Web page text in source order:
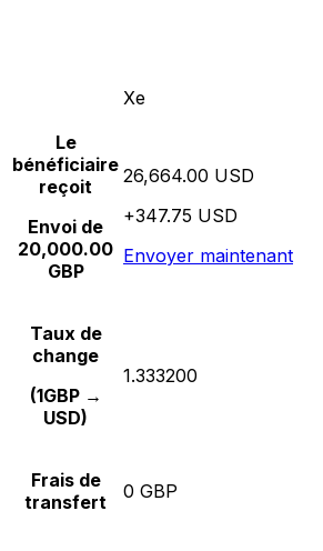
Xe
Le
bénéficiaire
reçoit
Envoi de
20,000.00
GBP
26,664.00 USD
+347.75 USD
Envoyer maintenant
Taux de
change
(1GBP →
USD)
1.333200
Frais de
transfert
0 GBP